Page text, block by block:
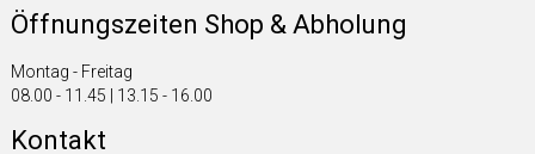
Öffnungszeiten Shop & Abholung
Montag - Freitag
08.00 - 11.45 | 13.15 - 16.00
Kontakt